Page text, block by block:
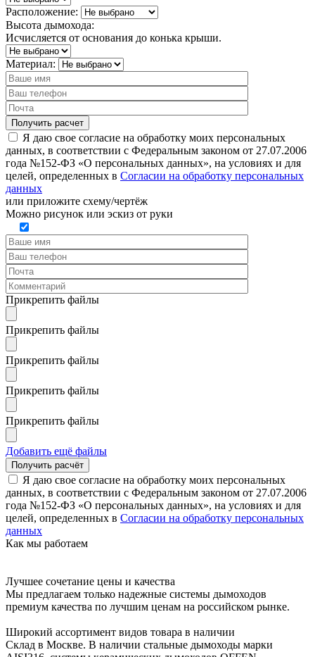
Расположение:
Высота дымохода:
Исчисляется от основания до конька крыши.
Материал:
Я даю свое согласие на обработку моих персональных
данных, в соответствии с Федеральным законом от 27.07.2006
года №152-ФЗ «О персональных данных», на условиях и для
целей, определенных в Согласии на обработку персональных
данных
или приложите схему/чертёж
Можно рисунок или эскиз от руки
Прикрепить файлы
Прикрепить файлы
Прикрепить файлы
Прикрепить файлы
Прикрепить файлы
Добавить ещё файлы
Я даю свое согласие на обработку моих персональных
данных, в соответствии с Федеральным законом от 27.07.2006
года №152-ФЗ «О персональных данных», на условиях и для
целей, определенных в Согласии на обработку персональных
данных
Как мы работаем
Лучшее сочетание цены и качества
Мы предлагаем только надежные системы дымоходов
премиум качества по лучшим ценам на российском рынке.
Широкий ассортимент видов товара в наличии
Склад в Москве. В наличии стальные дымоходы марки